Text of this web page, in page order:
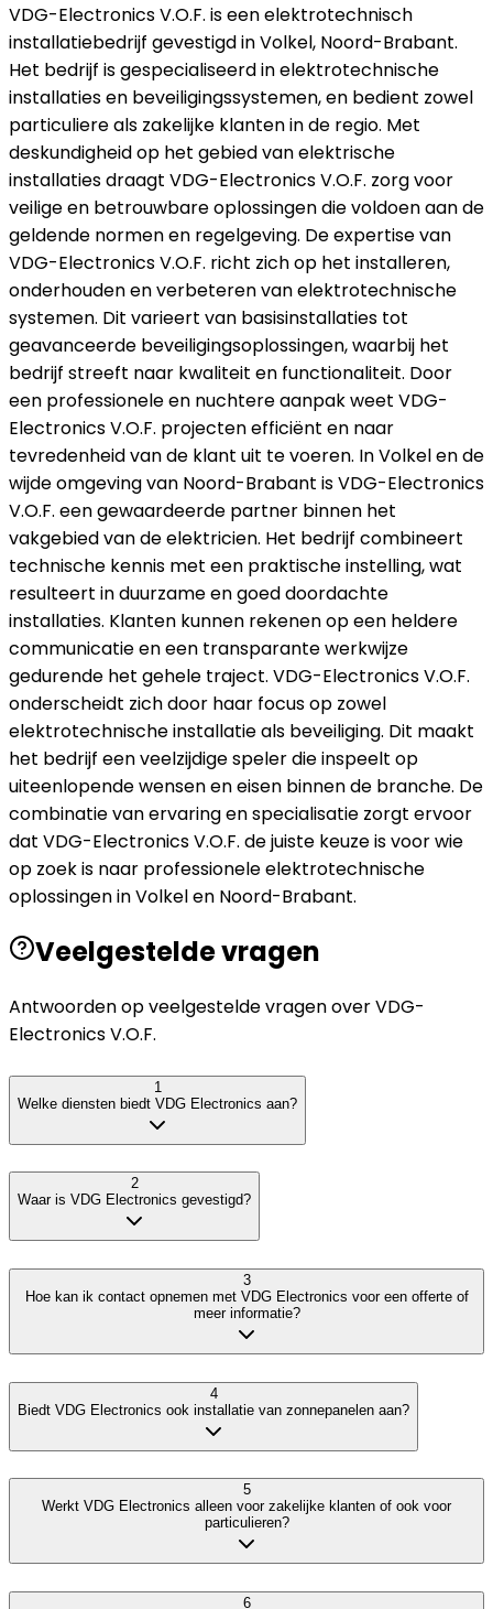
VDG-Electronics V.O.F. is een elektrotechnisch
installatiebedrijf gevestigd in Volkel, Noord-Brabant.
Het bedrijf is gespecialiseerd in elektrotechnische
installaties en beveiligingssystemen, en bedient zowel
particuliere als zakelijke klanten in de regio. Met
deskundigheid op het gebied van elektrische
installaties draagt VDG-Electronics V.O.F. zorg voor
veilige en betrouwbare oplossingen die voldoen aan de
geldende normen en regelgeving. De expertise van
VDG-Electronics V.O.F. richt zich op het installeren,
onderhouden en verbeteren van elektrotechnische
systemen. Dit varieert van basisinstallaties tot
geavanceerde beveiligingsoplossingen, waarbij het
bedrijf streeft naar kwaliteit en functionaliteit. Door
een professionele en nuchtere aanpak weet VDG-
Electronics V.O.F. projecten efficiënt en naar
tevredenheid van de klant uit te voeren. In Volkel en de
wijde omgeving van Noord-Brabant is VDG-Electronics
V.O.F. een gewaardeerde partner binnen het
vakgebied van de elektricien. Het bedrijf combineert
technische kennis met een praktische instelling, wat
resulteert in duurzame en goed doordachte
installaties. Klanten kunnen rekenen op een heldere
communicatie en een transparante werkwijze
gedurende het gehele traject. VDG-Electronics V.O.F.
onderscheidt zich door haar focus op zowel
elektrotechnische installatie als beveiliging. Dit maakt
het bedrijf een veelzijdige speler die inspeelt op
uiteenlopende wensen en eisen binnen de branche. De
combinatie van ervaring en specialisatie zorgt ervoor
dat VDG-Electronics V.O.F. de juiste keuze is voor wie
op zoek is naar professionele elektrotechnische
oplossingen in Volkel en Noord-Brabant.
Veelgestelde vragen
Antwoorden op veelgestelde vragen overVDG-
Electronics V.O.F.
1
Welke diensten biedt VDG Electronics aan?
2
Waar is VDG Electronics gevestigd?
3
Hoe kan ik contact opnemen met VDG Electronics voor een offerte of
meer informatie?
4
Biedt VDG Electronics ook installatie van zonnepanelen aan?
5
Werkt VDG Electronics alleen voor zakelijke klanten of ook voor
particulieren?
6